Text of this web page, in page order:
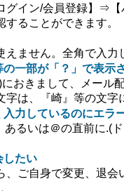
グイン/会員登録】⇒
ることができます。
えません。全角で入力
一部が「？」で表示
おきまして、メール
字は、『崎』等の文
入力しているのにエラ
あるいは＠の直前に.(
したい
、ご自身で変更、退会